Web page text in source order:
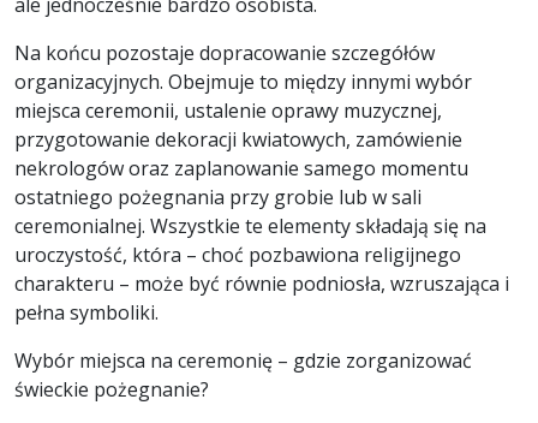
Na końcu pozostaje dopracowanie szczegółów
organizacyjnych. Obejmuje to między innymi wybór
miejsca ceremonii, ustalenie oprawy muzycznej,
przygotowanie dekoracji kwiatowych, zamówienie
nekrologów oraz zaplanowanie samego momentu
ostatniego pożegnania przy grobie lub w sali
ceremonialnej. Wszystkie te elementy składają się na
uroczystość, która – choć pozbawiona religijnego
charakteru – może być równie podniosła, wzruszająca i
pełna symboliki.
Wybór miejsca na ceremonię – gdzie zorganizować
świeckie pożegnanie?